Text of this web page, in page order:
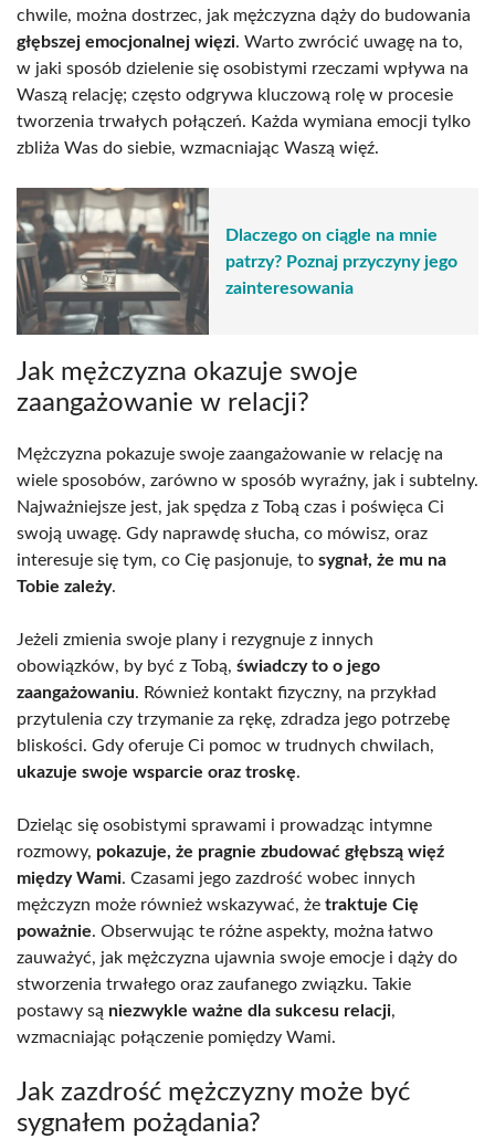
chwile, można dostrzec, jak mężczyzna dąży do budowania
głębszej emocjonalnej więzi. Warto zwrócić uwagę na to,
w jaki sposób dzielenie się osobistymi rzeczami wpływa na
Waszą relację; często odgrywa kluczową rolę w procesie
tworzenia trwałych połączeń. Każda wymiana emocji tylko
zbliża Was do siebie, wzmacniając Waszą więź.
Dlaczego on ciągle na mnie
patrzy? Poznaj przyczyny jego
zainteresowania
Jak mężczyzna okazuje swoje
zaangażowanie w relacji?
Mężczyzna pokazuje swoje zaangażowanie w relację na
wiele sposobów, zarówno w sposób wyraźny, jak i subtelny.
Najważniejsze jest, jak spędza z Tobą czas i poświęca Ci
swoją uwagę. Gdy naprawdę słucha, co mówisz, oraz
interesuje się tym, co Cię pasjonuje, to sygnał, że mu na
Tobie zależy.
Jeżeli zmienia swoje plany i rezygnuje z innych
obowiązków, by być z Tobą, świadczy to o jego
zaangażowaniu. Również kontakt fizyczny, na przykład
przytulenia czy trzymanie za rękę, zdradza jego potrzebę
bliskości. Gdy oferuje Ci pomoc w trudnych chwilach,
ukazuje swoje wsparcie oraz troskę.
Dzieląc się osobistymi sprawami i prowadząc intymne
rozmowy, pokazuje, że pragnie zbudować głębszą więź
między Wami. Czasami jego zazdrość wobec innych
mężczyzn może również wskazywać, że traktuje Cię
poważnie. Obserwując te różne aspekty, można łatwo
zauważyć, jak mężczyzna ujawnia swoje emocje i dąży do
stworzenia trwałego oraz zaufanego związku. Takie
postawy są niezwykle ważne dla sukcesu relacji,
wzmacniając połączenie pomiędzy Wami.
Jak zazdrość mężczyzny może być
sygnałem pożądania?